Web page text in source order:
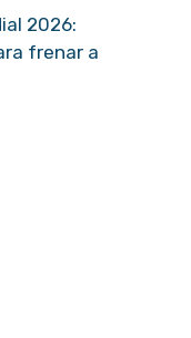
2026:
frenar a